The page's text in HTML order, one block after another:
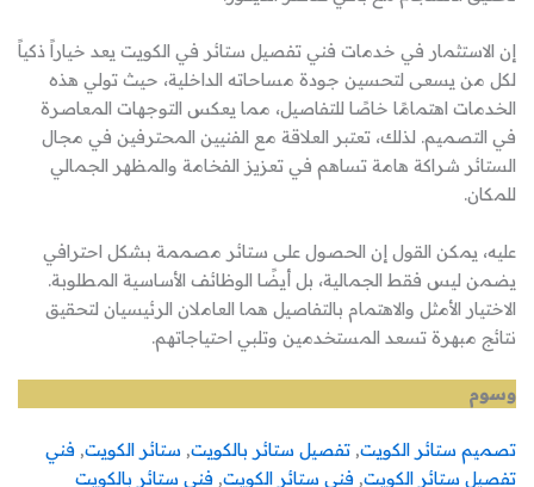
إن الاستثمار في خدمات فني تفصيل ستائر في الكويت يعد خياراً ذكياً
لكل من يسعى لتحسين جودة مساحاته الداخلية، حيث تولي هذه
الخدمات اهتمامًا خاصًا للتفاصيل، مما يعكس التوجهات المعاصرة
في التصميم. لذلك، تعتبر العلاقة مع الفنيين المحترفين في مجال
الستائر شراكة هامة تساهم في تعزيز الفخامة والمظهر الجمالي
للمكان.
عليه، يمكن القول إن الحصول على ستائر مصممة بشكل احترافي
يضمن ليس فقط الجمالية، بل أيضًا الوظائف الأساسية المطلوبة.
الاختيار الأمثل والاهتمام بالتفاصيل هما العاملان الرئيسيان لتحقيق
نتائج مبهرة تسعد المستخدمين وتلبي احتياجاتهم.
وسوم
تصميم ستائر الكويت, تفصيل ستائر بالكويت, ستائر الكويت, فني
تفصيل ستائر الكويت, فني ستائر الكويت, فني ستائر بالكويت